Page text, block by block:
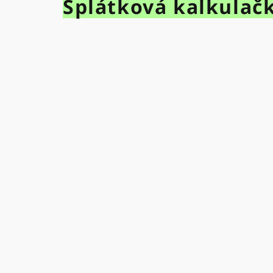
Splátková